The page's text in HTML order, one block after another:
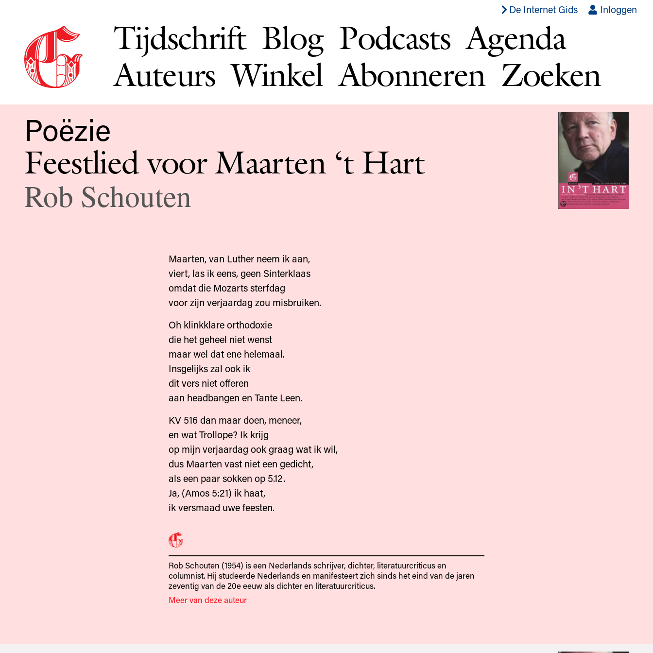
De Internet Gids Inloggen
Tijdschrift Blog Podcasts Agenda
Auteurs Winkel Abonneren Zoeken
Poëzie
Feestlied voor Maarten ‘t Hart
Rob Schouten
Maarten, van Luther neem ik aan,
viert, las ik eens, geen Sinterklaas
omdat die Mozarts sterfdag
voor zijn verjaardag zou misbruiken.
Oh klinkklare orthodoxie
die het geheel niet wenst
maar wel dat ene helemaal.
Insgelijks zal ook ik
dit vers niet offeren
aan headbangen en Tante Leen.
KV 516 dan maar doen, meneer,
en wat Trollope? Ik krijg
op mijn verjaardag ook graag wat ik wil,
dus Maarten vast niet een gedicht,
als een paar sokken op 5.12.
Ja, (Amos 5:21) ik haat,
ik versmaad uwe feesten.
Rob Schouten (1954) is een Nederlands schrijver, dichter, literatuurcriticus en
columnist. Hij studeerde Nederlands en manifesteert zich sinds het eind van de jaren
zeventig van de 20e eeuw als dichter en literatuurcriticus.
Meer van deze auteur